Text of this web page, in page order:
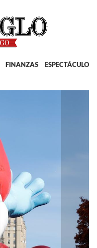
FINANZAS ESPECTÁCULOS